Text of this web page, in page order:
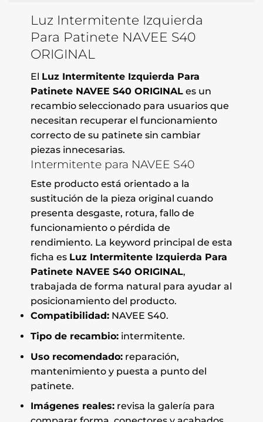
Luz Intermitente Izquierda
Para Patinete NAVEE S40
ORIGINAL
El Luz Intermitente Izquierda Para
Patinete NAVEE S40 ORIGINALes un
recambio seleccionado para usuarios que
necesitan recuperar el funcionamiento
correcto de su patinete sin cambiar
piezas innecesarias.
Intermitente para NAVEE S40
Este producto está orientado a la
sustitución de la pieza original cuando
presenta desgaste, rotura, fallo de
funcionamiento o pérdida de
rendimiento. La keyword principal de esta
ficha es Luz Intermitente Izquierda Para
Patinete NAVEE S40 ORIGINAL,
trabajada de forma natural para ayudar al
posicionamiento del producto.
Compatibilidad:NAVEE S40.
Tipo de recambio:intermitente.
Uso recomendado:reparación,
mantenimiento y puesta a punto del
patinete.
Imágenes reales:revisa la galería para